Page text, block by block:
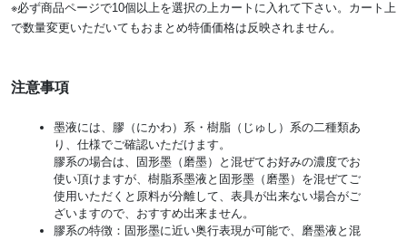
※必ず商品ページで10個以上を選択の上カートに入れて下さい。カート上
で数量変更いただいてもおまとめ特価価格は反映されません。
注意事項
墨液には、膠（にかわ）系・樹脂（じゅし）系の二種類あ
り、仕様でご確認いただけます。
膠系の場合は、固形墨（磨墨）と混ぜてお好みの濃度でお
使い頂けますが、樹脂系墨液と固形墨（磨墨）を混ぜてご
使用いただくと原料が分離して、表具が出来ない場合がご
ざいますので、おすすめ出来ません。
膠系の特徴：固形墨に近い奥行表現が可能で、磨墨液と混